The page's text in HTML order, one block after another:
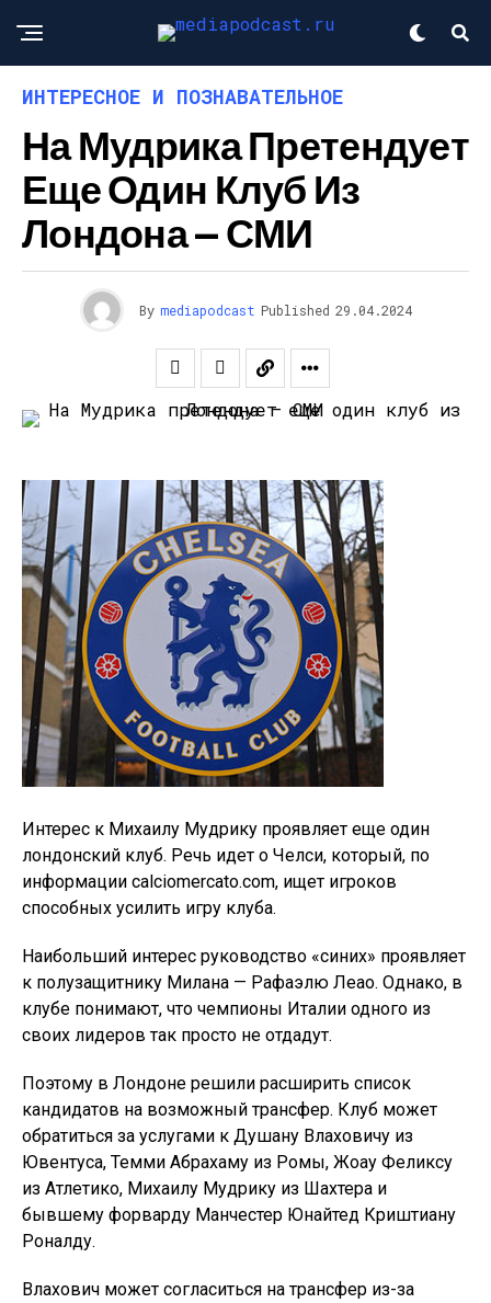
ИНТЕРЕСНОЕ И ПОЗНАВАТЕЛЬНОЕ
На Мудрика Претендует
Еще Один Клуб Из
Лондона — СМИ
By mediapodcast Published 29.04.2024
Интерес к Михаилу Мудрику проявляет еще один
лондонский клуб. Речь идет о Челси, который, по
информации calciomercato.com, ищет игроков
способных усилить игру клуба.
Наибольший интерес руководство «синих» проявляет
к полузащитнику Милана — Рафаэлю Леао. Однако, в
клубе понимают, что чемпионы Италии одного из
своих лидеров так просто не отдадут.
Поэтому в Лондоне решили расширить список
кандидатов на возможный трансфер. Клуб может
обратиться за услугами к Душану Влаховичу из
Ювентуса, Темми Абрахаму из Ромы, Жоау Феликсу
из Атлетико, Михаилу Мудрику из Шахтера и
бывшему форварду Манчестер Юнайтед Криштиану
Роналду.
Влахович может согласиться на трансфер из-за